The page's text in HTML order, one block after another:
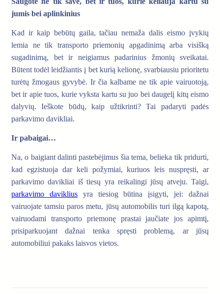
jumis bei aplinkinius
Kad ir kaip bebūtų gaila, tačiau nemaža dalis eismo įvykių
lemia ne tik transporto priemonių apgadinimą arba visišką
sugadinimą, bet ir neigiamus padarinius žmonių sveikatai.
Būtent todėl leidžiantis į bet kurią kelionę, svarbiausiu prioritetu
turėtų žmogaus gyvybė. Ir čia kalbame ne tik apie vairuotoją,
bet ir apie tuos, kurie vyksta kartu su juo bei daugelį kitų eismo
dalyvių. Ieškote būdų, kaip užtikrinti? Tai padaryti padės
parkavimo davikliai.
Ir pabaigai…
Na, o baigiant dalinti pastebėjimus šia tema, belieka tik pridurti,
kad egzistuoja dar keli požymiai, kuriuos leis nuspręsti, ar
parkavimo davikliai iš tiesų yra reikalingi jūsų atveju. Taigi,
parkavimo davikliusyra tiesiog būtina įsigyti, jei: dažnai
vairuojate tamsiu paros metu, jūsų automobilis turi ilgą kapotą,
vairuodami transporto priemonę prastai jaučiate jos apimtį,
prisiparkuojant dažnai tenka spręsti problemą, ar jūsų
automobiliui pakaks laisvos vietos.